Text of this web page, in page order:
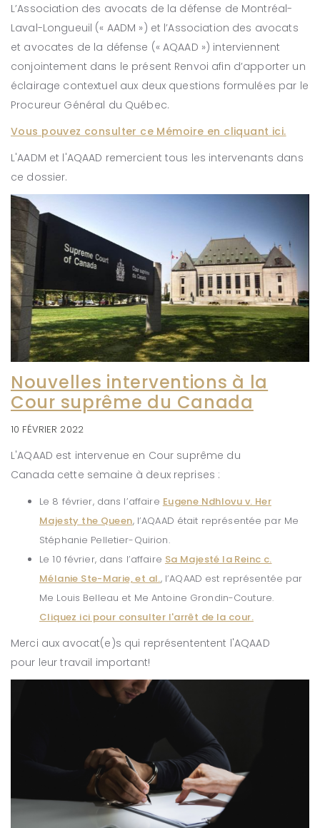
L’Association des avocats de la défense de Montréal-
Laval-Longueuil (« AADM ») et l’Association des avocats
et avocates de la défense (« AQAAD ») interviennent
conjointement dans le présent Renvoi afin d’apporter un
éclairage contextuel aux deux questions formulées par le
Procureur Général du Québec.
Vous pouvez consulter ce Mémoire en cliquant ici.
L'AADM et l'AQAAD remercient tous les intervenants dans
ce dossier.
Nouvelles interventions à la
Cour suprême du Canada
10 FÉVRIER 2022
L'AQAAD est intervenue en Cour suprême du
Canada cette semaine à deux reprises :
Le 8 février, dans l’affaire Eugene Ndhlovu v. Her
Majesty the Queen, l’AQAAD était représentée par Me
Stéphanie Pelletier-Quirion.
Le 10 février, dans l’affaire Sa Majesté la Reinc c.
Mélanie Ste-Marie, et al., l’AQAAD est représentée par
Me Louis Belleau et Me Antoine Grondin-Couture.
Cliquez ici pour consulter l'arrêt de la cour.
Merci aux avocat(e)s qui représententent l'AQAAD
pour leur travail important!